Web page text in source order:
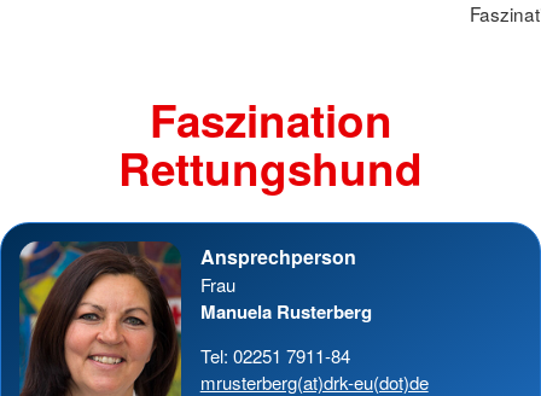
Faszination
Rettungshund
Ansprechperson
Frau
Manuela Rusterberg
Tel: 02251 7911-84
mrusterberg(at)drk-eu(dot)de